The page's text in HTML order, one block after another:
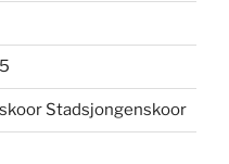
Stadsjongenskoor